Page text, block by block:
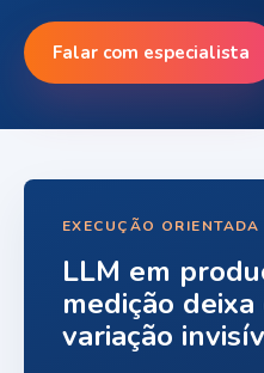
Falar com especialista
EXECUÇÃO
LLM em
medição deixa
variação